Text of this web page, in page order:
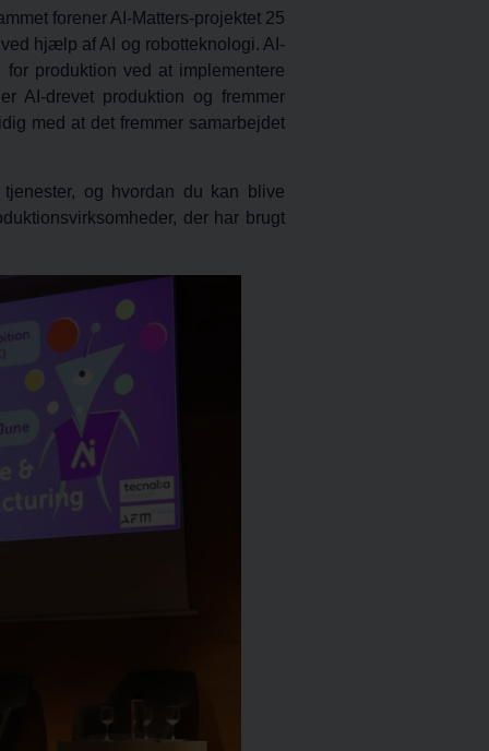
forener AI-Matters-projektet 25
hjælp af AI og robotteknologi. AI-
produktion ved at implementere
AI-drevet produktion og fremmer
med at det fremmer samarbejdet
og hvordan du kan blive
der har brugt